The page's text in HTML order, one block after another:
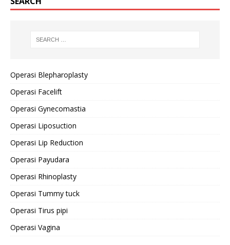
Operasi Blepharoplasty
Operasi Facelift
Operasi Gynecomastia
Operasi Liposuction
Operasi Lip Reduction
Operasi Payudara
Operasi Rhinoplasty
Operasi Tummy tuck
Operasi Tirus pipi
Operasi Vagina